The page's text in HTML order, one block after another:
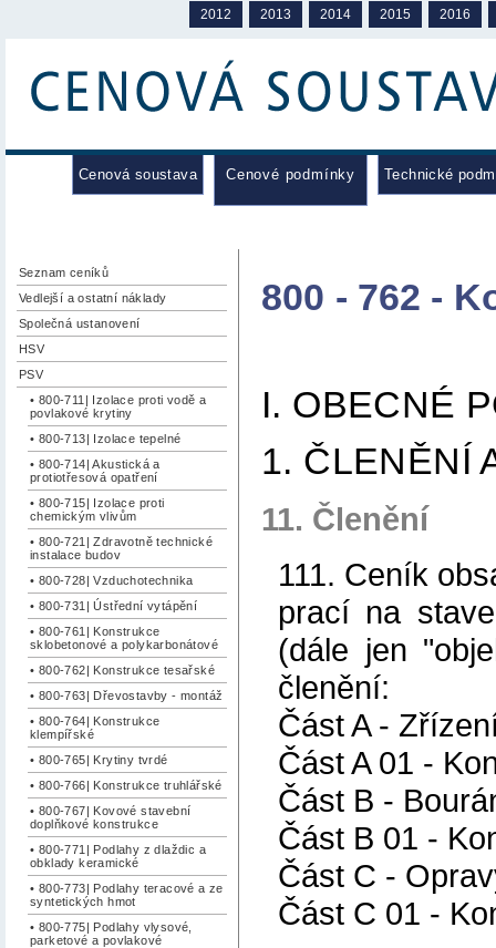
2012 2013 2014 2015 2016
Cenová soustava Cenové podmínky Technické
Seznam ceníků
Vedlejší a ostatní náklady
Společná ustanovení
HSV
PSV
• 800-711| Izolace proti vodě a
povlakové krytiny
• 800-713| Izolace tepelné
• 800-714| Akustická a
protiotřesová opatření
• 800-715| Izolace proti
chemickým vlivům
• 800-721| Zdravotně technické
instalace budov
• 800-728| Vzduchotechnika
• 800-731| Ústřední vytápění
• 800-761| Konstrukce
sklobetonové a polykarbonátové
• 800-762| Konstrukce tesařské
• 800-763| Dřevostavby - montáž
• 800-764| Konstrukce
klempířské
• 800-765| Krytiny tvrdé
• 800-766| Konstrukce truhlářské
• 800-767| Kovové stavební
doplňkové konstrukce
• 800-771| Podlahy z dlaždic a
obklady keramické
• 800-773| Podlahy teracové a ze
syntetických hmot
• 800-775| Podlahy vlysové,
parketové a povlakové
800 - 762 -
I. OBECNÉ
1. ČLENĚNÍ
11. Členění
111. Ceník
prací na
(dále jen
členění:
Část A -
Část A 01 -
Část B -
Část B 01 -
Část C -
Část C 01 -